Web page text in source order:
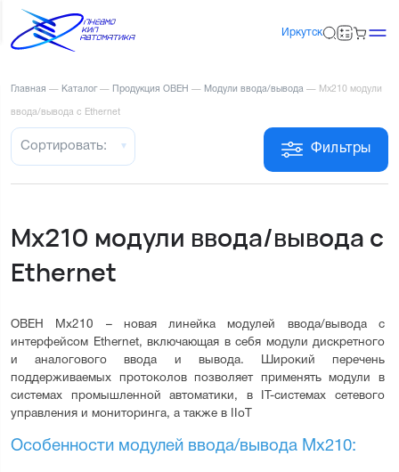
Иркутск
Главная — Каталог — Продукция ОВЕН — Модули ввода/вывода — Мх210 модули
ввода/вывода с Ethernet
Фильтры
Сортировать:
Мх210 модули ввода/вывода с
Ethernet
ОВЕН Мх210 – новая линейка модулей ввода/вывода с
интерфейсом Ethernet, включающая в себя модули дискретного
и аналогового ввода и вывода. Широкий перечень
поддерживаемых протоколов позволяет применять модули в
системах промышленной автоматики, в IT-системах сетевого
управления и мониторинга, а также в IIoT
Особенности модулей ввода/вывода Мх210: